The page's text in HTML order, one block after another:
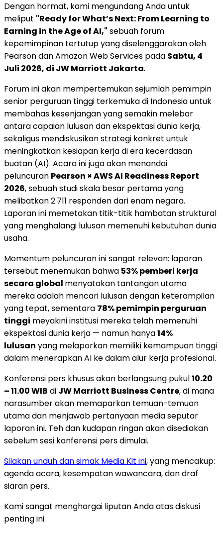
Dengan hormat, kami mengundang Anda untuk
meliput "Ready for What’s Next: From Learning to
Earning in the Age of AI," sebuah forum
kepemimpinan tertutup yang diselenggarakan oleh
Pearson dan Amazon Web Services pada Sabtu, 4
Juli 2026, di JW Marriott Jakarta.
Forum ini akan mempertemukan sejumlah pemimpin
senior perguruan tinggi terkemuka di Indonesia untuk
membahas kesenjangan yang semakin melebar
antara capaian lulusan dan ekspektasi dunia kerja,
sekaligus mendiskusikan strategi konkret untuk
meningkatkan kesiapan kerja di era kecerdasan
buatan (AI). Acara ini juga akan menandai
peluncuran Pearson × AWS AI Readiness Report
2026, sebuah studi skala besar pertama yang
melibatkan 2.711 responden dari enam negara.
Laporan ini memetakan titik-titik hambatan struktural
yang menghalangi lulusan memenuhi kebutuhan dunia
usaha.
Momentum peluncuran ini sangat relevan: laporan
tersebut menemukan bahwa 53% pemberi kerja
secara global menyatakan tantangan utama
mereka adalah mencari lulusan dengan keterampilan
yang tepat, sementara 78% pemimpin perguruan
tinggi meyakini institusi mereka telah memenuhi
ekspektasi dunia kerja — namun hanya14%
lulusan yang melaporkan memiliki kemampuan tinggi
dalam menerapkan AI ke dalam alur kerja profesional.
Konferensi pers khusus akan berlangsung pukul10.20
– 11.00 WIB di JW Marriott Business Centre, di mana
narasumber akan memaparkan temuan-temuan
utama dan menjawab pertanyaan media seputar
laporan ini. Teh dan kudapan ringan akan disediakan
sebelum sesi konferensi pers dimulai.
Silakan unduh dan simak Media Kit ini, yang mencakup:
agenda acara, kesempatan wawancara, dan draf
siaran pers.
Kami sangat menghargai liputan Anda atas diskusi
penting ini.